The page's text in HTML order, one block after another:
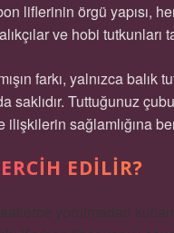
liflerinin örgü yapısı,
ve hobi tutkunları
farkı, yalnızca
saklıdır. Tuttuğunuz
ilişkilerin sağlamlığına
EDILIR?
yorulmadan